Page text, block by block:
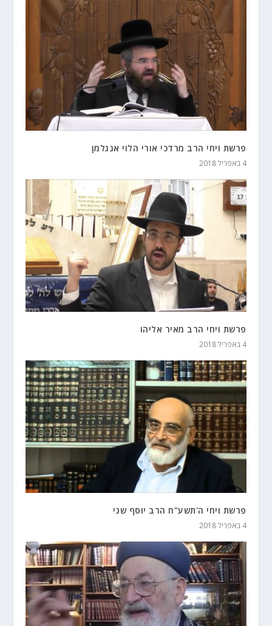
פרשת ויחי הרב מרדכי אורי הלוי אנגלמן
4 באפריל 2018
פרשת ויחי הרב מאיר אליהו
4 באפריל 2018
פרשת ויחי ה'תשע"ח הרב יוסף שני
4 באפריל 2018